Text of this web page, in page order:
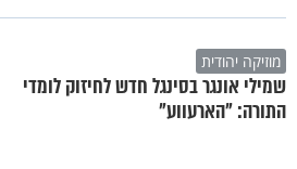
מוזיקה יהודית
שמילי אונגר בסינגל חדש לחיזוק לומדי
התורה: "הארעווע"